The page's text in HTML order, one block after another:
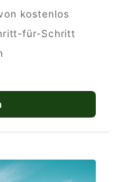
kostenlos
für-Schritt